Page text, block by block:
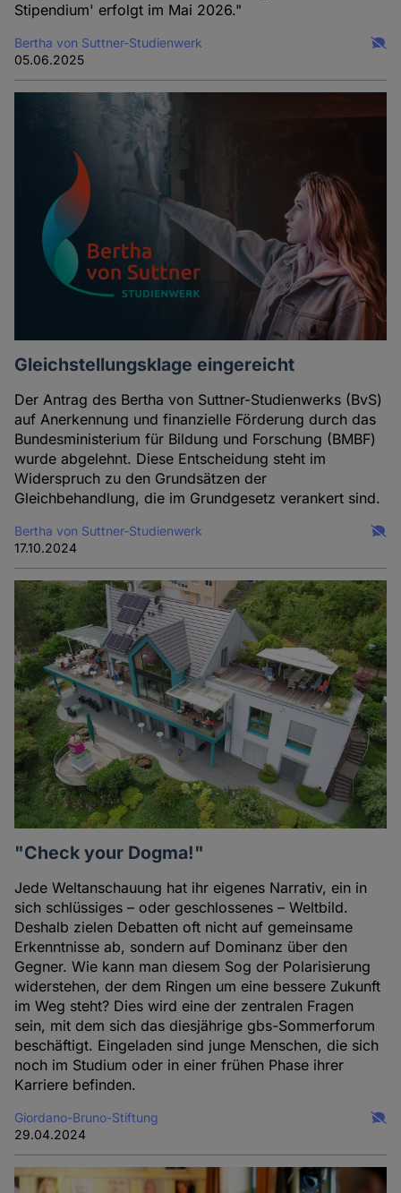
Stipendium' erfolgt im Mai 2026."
Bertha von Suttner-Studienwerk
05.06.2025
Gleichstellungsklage eingereicht
Der Antrag des Bertha von Suttner-Studienwerks (BvS)
auf Anerkennung und finanzielle Förderung durch das
Bundesministerium für Bildung und Forschung (BMBF)
wurde abgelehnt. Diese Entscheidung steht im
Widerspruch zu den Grundsätzen der
Gleichbehandlung, die im Grundgesetz verankert sind.
Bertha von Suttner-Studienwerk
17.10.2024
"Check your Dogma!"
Jede Weltanschauung hat ihr eigenes Narrativ, ein in
sich schlüssiges – oder geschlossenes – Weltbild.
Deshalb zielen Debatten oft nicht auf gemeinsame
Erkenntnisse ab, sondern auf Dominanz über den
Gegner. Wie kann man diesem Sog der Polarisierung
widerstehen, der dem Ringen um eine bessere Zukunft
im Weg steht? Dies wird eine der zentralen Fragen
sein, mit dem sich das diesjährige gbs-Sommerforum
beschäftigt. Eingeladen sind junge Menschen, die sich
noch im Studium oder in einer frühen Phase ihrer
Karriere befinden.
Giordano-Bruno-Stiftung
29.04.2024